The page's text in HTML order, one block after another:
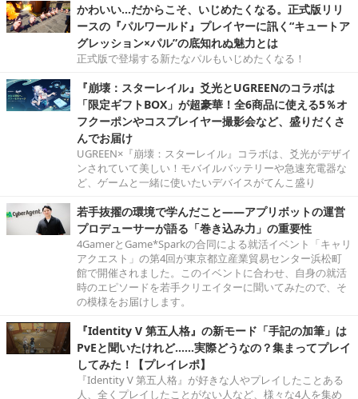
かわいい…だからこそ、いじめたくなる。正式版リリ
ースの『パルワールド』プレイヤーに訊く“キュートア
グレッション×パル”の底知れぬ魅力とは
正式版で登場する新たなパルもいじめたくなる！
『崩壊：スターレイル』爻光とUGREENのコラボは
「限定ギフトBOX」が超豪華！全6商品に使える5％オ
フクーポンやコスプレイヤー撮影会など、盛りだくさ
んでお届け
UGREEN×『崩壊：スターレイル』コラボは、爻光がデザイ
ンされていて美しい！モバイルバッテリーや急速充電器な
ど、ゲームと一緒に使いたいデバイスがてんこ盛り
若手抜擢の環境で学んだこと――アプリボットの運営
プロデューサーが語る「巻き込み力」の重要性
4GamerとGame*Sparkの合同による就活イベント「キャリ
アクエスト」の第4回が東京都立産業貿易センター浜松町
館で開催されました。このイベントに合わせ、自身の就活
時のエピソードを若手クリエイターに聞いてみたので、そ
の模様をお届けします。
『Identity V 第五人格』の新モード「手記の加筆」は
PvEと聞いたけれど……実際どうなの？集まってプレイ
してみた！【プレイレポ】
『Identity V 第五人格』が好きな人やプレイしたことある
人、全くプレイしたことがない人など、様々な4人を集め